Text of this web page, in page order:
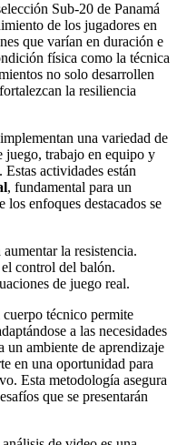
Sub-20 de Panamá
de los jugadores en
que varían en duración e
física como la técnica
no solo desarrollen
la resiliencia
una variedad de
juego, trabajo en equipo y
actividades están
, fundamental para un
enfoques destacados se
la resistencia.
control del balón.
de juego real.
técnico permite
a las necesidades
un ambiente de aprendizaje
en una oportunidad para
Esta metodología asegura
que se presentarán